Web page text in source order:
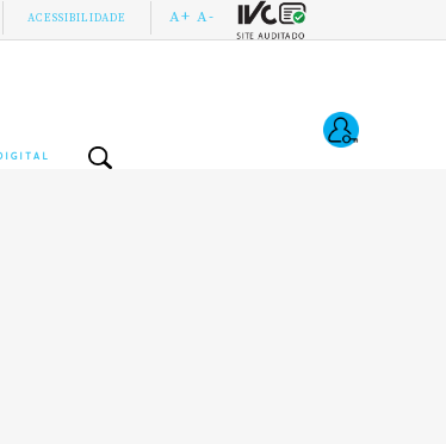
ACESSIBILIDADE A+ A-